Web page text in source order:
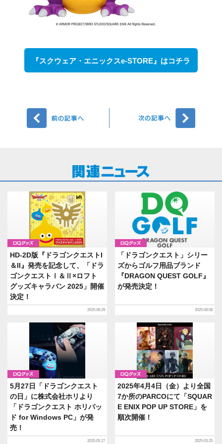
『スクウェア・エニックスe-STORE』はコチラ
グッズ
HD-2D版『ドラゴンクエストI
＆II』発売を記念して、「ドラ
ゴンクエストⅠ＆Ⅱ×ロフト
グッズキャラバン 2025」開催
決定！
2025.08.29
グッズ
「ドラゴンクエスト」シリー
ズからゴルフ用品ブランド
『DRAGON QUEST GOLF』
が発売決定！
2025.08.08
グッズ
5月27日「ドラゴンクエスト
の日」に株式会社ホリより
「ドラゴンクエスト ホリパッ
ド for Windows PC」が発
売！
2025.05.27
グッズ
2025年4月4日（金）より全国
7か所のPARCOにて「SQUAR
E ENIX POP UP STORE」を
順次開催！
2025.03.25